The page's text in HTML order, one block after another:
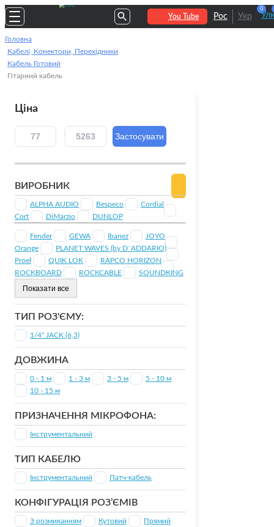
You Tube Рос Укр
0
Головна
Кабелі, Конектори, Перехідники
Кабель Готовий
Гітарний кабель
Ціна
ВИРОБНИК
ALPHA AUDIO Bespeco
Cordial
Cort
DiMarzio DUNLOP
Fender GEWA Ibanez
JOYO
Orange
PLANET WAVES (by D`ADDARIO)
Proel
QUIK LOK
RAPCO HORIZON
ROCKBOARD
ROCKCABLE SOUNDKING
Показати все
ТИП РОЗ'ЄМУ:
1/4" JACK (6,3)
ДОВЖИНА
0 - 1 м 1 - 3 м 3 - 5 м
5 - 10 м
10 - 15 м
ПРИЗНАЧЕННЯ МІКРОФОНА:
Інструментальний
ТИП КАБЕЛЮ
Інструментальний Патч-кабель
КОНФІГУРАЦІЯ РОЗ’ЄМIВ
З розмиканням Кутовий
Прямий